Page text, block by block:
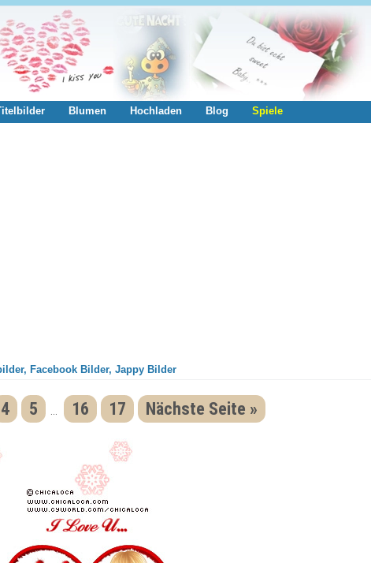
Blumen Hochladen Blog Spiele
Facebook Bilder, Jappy Bilder
4 5 16 17 Nächste Seite »